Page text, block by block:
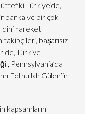
Türkiye’de,
banka ve bir çok
dini hareket
takipçileri, başarısız
de, Türkiye
Pennsylvania’da
Fethullah Gülen’in